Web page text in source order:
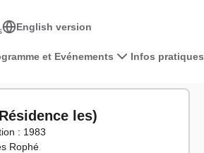
et Evénements Infos pratiques
English version
les)
les)
: 1983
Rophé